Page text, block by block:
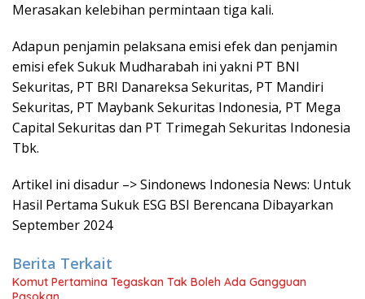
Merasakan kelebihan permintaan tiga kali.
Adapun penjamin pelaksana emisi efek dan penjamin
emisi efek Sukuk Mudharabah ini yakni PT BNI
Sekuritas, PT BRI Danareksa Sekuritas, PT Mandiri
Sekuritas, PT Maybank Sekuritas Indonesia, PT Mega
Capital Sekuritas dan PT Trimegah Sekuritas Indonesia
Tbk.
Artikel ini disadur –> Sindonews Indonesia News: Untuk
Hasil Pertama Sukuk ESG BSI Berencana Dibayarkan
September 2024
Berita Terkait
Komut Pertamina Tegaskan Tak Boleh Ada Gangguan